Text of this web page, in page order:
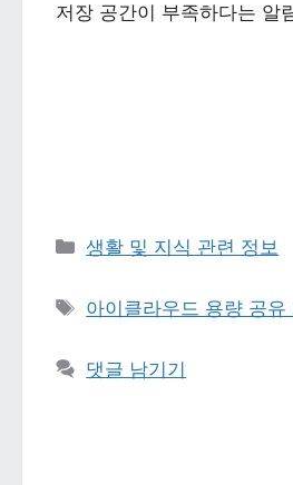
저장 공간이 부족하다는 알
카테고리
생활 및 지식 관련 정보
태그
아이클라우드 용량 공
댓글 남기기